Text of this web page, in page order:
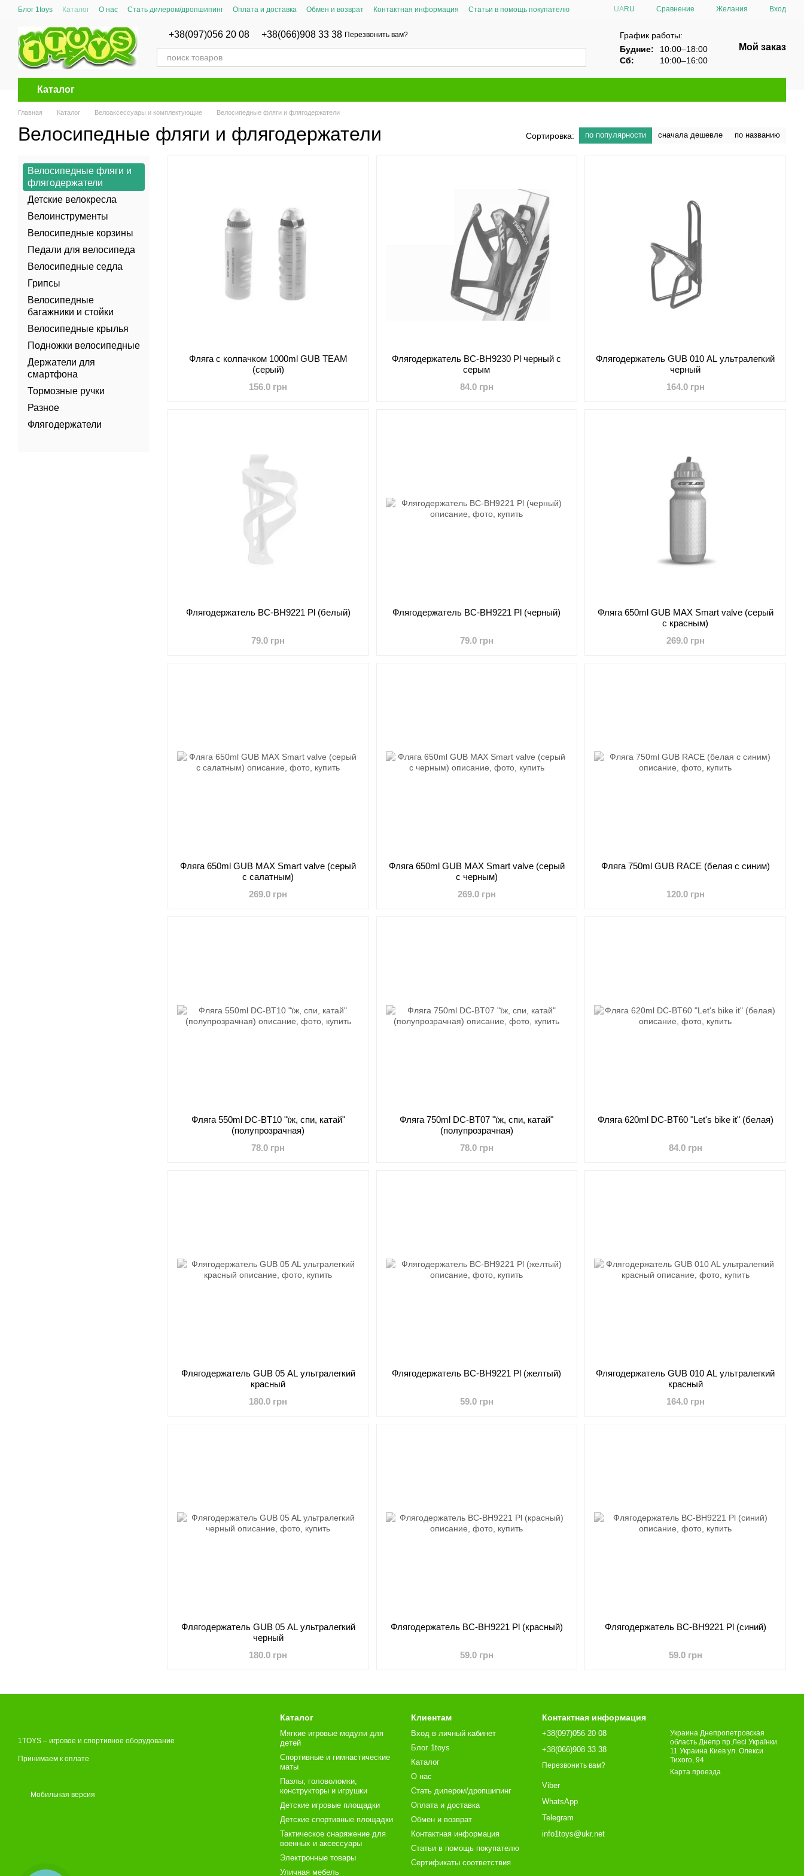
Перейти к основному контенту
Блог 1toys Каталог О нас Стать дилером/дропшипинг Оплата и доставка Обмен и возврат Контактная информация
Статьи в помощь покупателю
UARU Сравнение Желания Вход
+38(097)056 20 08 +38(066)908 33 38 Перезвонить вам?
График работы:
Будние:
10:00–18:00
Сб:
10:00–16:00
Мой заказ
Каталог
Главная Каталог Велоаксессуары и комплектующие Велосипедные фляги и флягодержатели
Велосипедные фляги и флягодержатели Сортировка: по популярности сначала дешевле по названию
Фляга с колпачком 1000ml GUB TEAM
(серый)
156.0 грн
Флягодержатель BC-BH9230 Pl черный с
серым
84.0 грн
Флягодержатель GUB 010 AL ультралегкий
черный
164.0 грн
Флягодержатель BC-BH9221 Pl (белый)
79.0 грн
Флягодержатель BC-BH9221 Pl (черный)
79.0 грн
Фляга 650ml GUB MAX Smart valve (серый
с красным)
269.0 грн
Фляга 650ml GUB MAX Smart valve (серый
с салатным)
269.0 грн
Фляга 650ml GUB MAX Smart valve (серый
с черным)
269.0 грн
Фляга 750ml GUB RACE (белая с синим)
120.0 грн
Фляга 550ml DC-BT10 "їж, спи, катай"
(полупрозрачная)
78.0 грн
Фляга 750ml DC-BT07 "їж, спи, катай"
(полупрозрачная)
78.0 грн
Фляга 620ml DC-BT60 "Let's bike it" (белая)
84.0 грн
Флягодержатель GUB 05 AL ультралегкий
красный
180.0 грн
Флягодержатель BC-BH9221 Pl (желтый)
59.0 грн
Флягодержатель GUB 010 AL ультралегкий
красный
164.0 грн
Флягодержатель GUB 05 AL ультралегкий
черный
180.0 грн
Флягодержатель BC-BH9221 Pl (красный)
59.0 грн
Флягодержатель BC-BH9221 Pl (синий)
59.0 грн
Велосипедные фляги и
флягодержатели
Детские велокресла
Велоинструменты
Велосипедные корзины
Педали для велосипеда
Велосипедные седла
Грипсы
Велосипедные
багажники и стойки
Велосипедные крылья
Подножки велосипедные
Держатели для
смартфона
Тормозные ручки
Разное
Флягодержатели
1TOYS – игровое и спортивное оборудование
Принимаем к оплате
Мобильная версия
Каталог
Мягкие игровые модули для
детей
Спортивные и гимнастические
маты
Пазлы, головоломки,
конструкторы и игрушки
Детские игровые площадки
Детские спортивные площадки
Тактическое снаряжение для
военных и аксессуары
Электронные товары
Уличная мебель
Клиентам
Вход в личный кабинет
Блог 1toys
Каталог
О нас
Стать дилером/дропшипинг
Оплата и доставка
Обмен и возврат
Контактная информация
Статьи в помощь покупателю
Сертификаты соответствия
Контактная информация
+38(097)056 20 08
+38(066)908 33 38
Перезвонить вам?
Viber
WhatsApp
Telegram
info1toys@ukr.net
Украина Днепропетровская
область Днепр пр.Лесі Українки
11 Украина Киев ул. Олекси
Тихого, 94
Карта проезда